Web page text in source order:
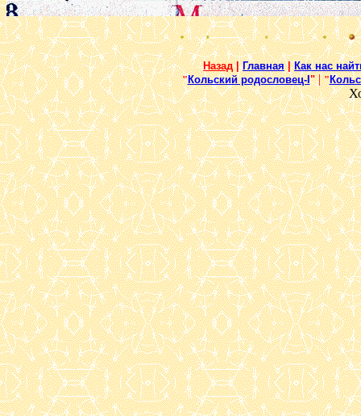
Назад |Главная|Как нас
"Кольский родословец-I"|"